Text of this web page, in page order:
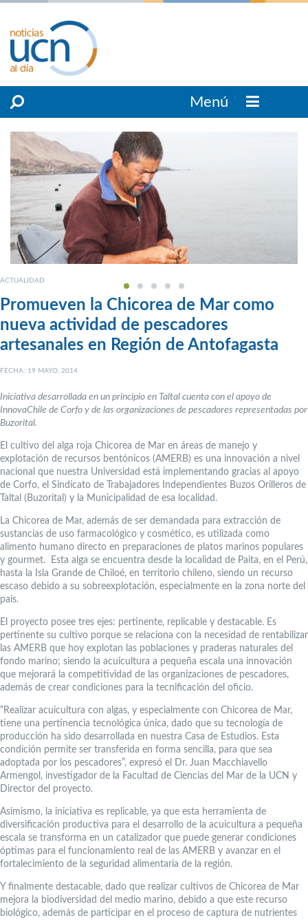
Menú
ACTUALIDAD
Promueven la Chicorea de Mar como
nueva actividad de pescadores
artesanales en Región de Antofagasta
FECHA: 19 MAYO, 2014
Iniciativa desarrollada en un principio en Taltal cuenta con el apoyo de
InnovaChile de Corfo y de las organizaciones de pescadores representadas por
Buzorital.
El cultivo del alga roja Chicorea de Mar en áreas de manejo y
explotación de recursos bentónicos (AMERB) es una innovación a nivel
nacional que nuestra Universidad está implementando gracias al apoyo
de Corfo, el Sindicato de Trabajadores Independientes Buzos Orilleros de
Taltal (Buzorital) y la Municipalidad de esa localidad.
La Chicorea de Mar, además de ser demandada para extracción de
sustancias de uso farmacológico y cosmético, es utilizada como
alimento humano directo en preparaciones de platos marinos populares
y gourmet. Esta alga se encuentra desde la localidad de Paita, en el Perú,
hasta la Isla Grande de Chiloé, en territorio chileno, siendo un recurso
escaso debido a su sobreexplotación, especialmente en la zona norte del
país.
El proyecto posee tres ejes: pertinente, replicable y destacable. Es
pertinente su cultivo porque se relaciona con la necesidad de rentabilizar
las AMERB que hoy explotan las poblaciones y praderas naturales del
fondo marino; siendo la acuicultura a pequeña escala una innovación
que mejorará la competitividad de las organizaciones de pescadores,
además de crear condiciones para la tecnificación del oficio.
“Realizar acuicultura con algas, y especialmente con Chicorea de Mar,
tiene una pertinencia tecnológica única, dado que su tecnología de
producción ha sido desarrollada en nuestra Casa de Estudios. Esta
condición permite ser transferida en forma sencilla, para que sea
adoptada por los pescadores”, expresó el Dr. Juan Macchiavello
Armengol, investigador de la Facultad de Ciencias del Mar de la UCN y
Director del proyecto.
Asimismo, la iniciativa es replicable, ya que esta herramienta de
diversificación productiva para el desarrollo de la acuicultura a pequeña
escala se transforma en un catalizador que puede generar condiciones
óptimas para el funcionamiento real de las AMERB y avanzar en el
fortalecimiento de la seguridad alimentaria de la región.
Y finalmente destacable, dado que realizar cultivos de Chicorea de Mar
mejora la biodiversidad del medio marino, debido a que este recurso
biológico, además de participar en el proceso de captura de nutrientes